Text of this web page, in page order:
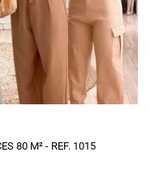
80 M² - REF. 1015